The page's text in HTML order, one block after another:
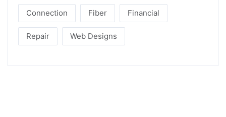
Connection Fiber Financial
Repair Web Designs